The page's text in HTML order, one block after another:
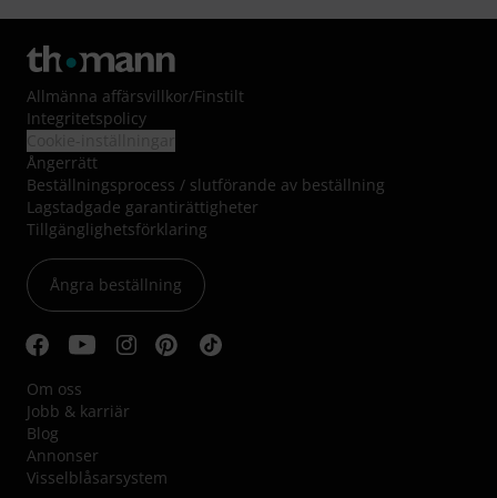
Allmänna affärsvillkor/Finstilt
Integritetspolicy
Ångerrätt
Beställningsprocess / slutförande av beställning
Lagstadgade garantirättigheter
Tillgänglighetsförklaring
Ångra beställning
Om oss
Jobb & karriär
Blog
Annonser
Visselblåsarsystem